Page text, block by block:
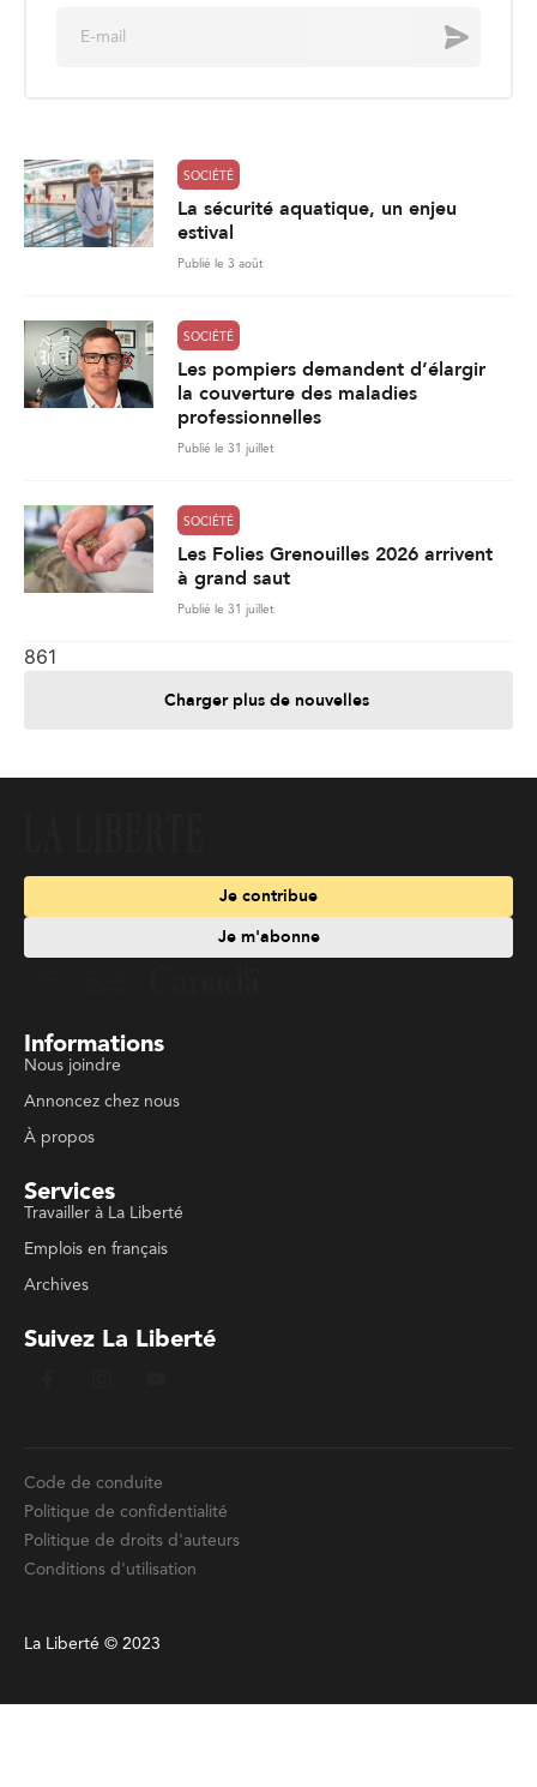
Envoyer
SOCIÉTÉ
La sécurité aquatique, un enjeu
estival
Publié le 3 août
SOCIÉTÉ
Les pompiers demandent d’élargir
la couverture des maladies
professionnelles
Publié le 31 juillet
SOCIÉTÉ
Les Folies Grenouilles 2026 arrivent
à grand saut
Publié le 31 juillet
861
Charger plus de nouvelles
Je contribue
Je m'abonne
Informations
Nous joindre
Annoncez chez nous
À propos
Services
Travailler à La Liberté
Emplois en français
Archives
Suivez La Liberté
Code de conduite
Politique de confidentialité
Politique de droits d'auteurs
Conditions d'utilisation
La Liberté © 2023